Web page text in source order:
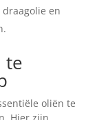
en
te
oliën te